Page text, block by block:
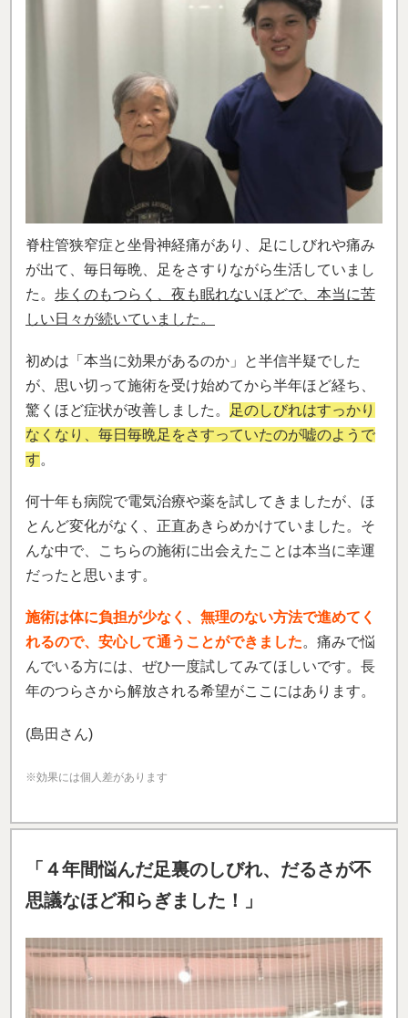
脊柱管狭窄症と坐骨神経痛があり、足にしびれや痛み
が出て、毎日毎晩、足をさすりながら生活していまし
た。 歩くのもつらく、夜も眠れないほどで、本当に苦
しい日々が続いていました。
初めは「本当に効果があるのか」と半信半疑でした
が、思い切って施術を受け始めてから半年ほど経ち、
驚くほど症状が改善しました。
足のしびれはすっかり
なくなり、毎日毎晩足をさすっていたのが嘘のようで
す。
何十年も病院で電気治療や薬を試してきましたが、ほ
とんど変化がなく、正直あきらめかけていました。そ
んな中で、こちらの施術に出会えたことは本当に幸運
だったと思います。
施術は体に負担が少なく、無理のない方法で進めてく
れるので、安心して通うことができました。痛みで悩
んでいる方には、ぜひ一度試してみてほしいです。長
年のつらさから解放される希望がここにはあります。
(島田さん)
※効果には個人差があります
「４年間悩んだ足裏のしびれ、だるさが不
思議なほど和らぎました！」